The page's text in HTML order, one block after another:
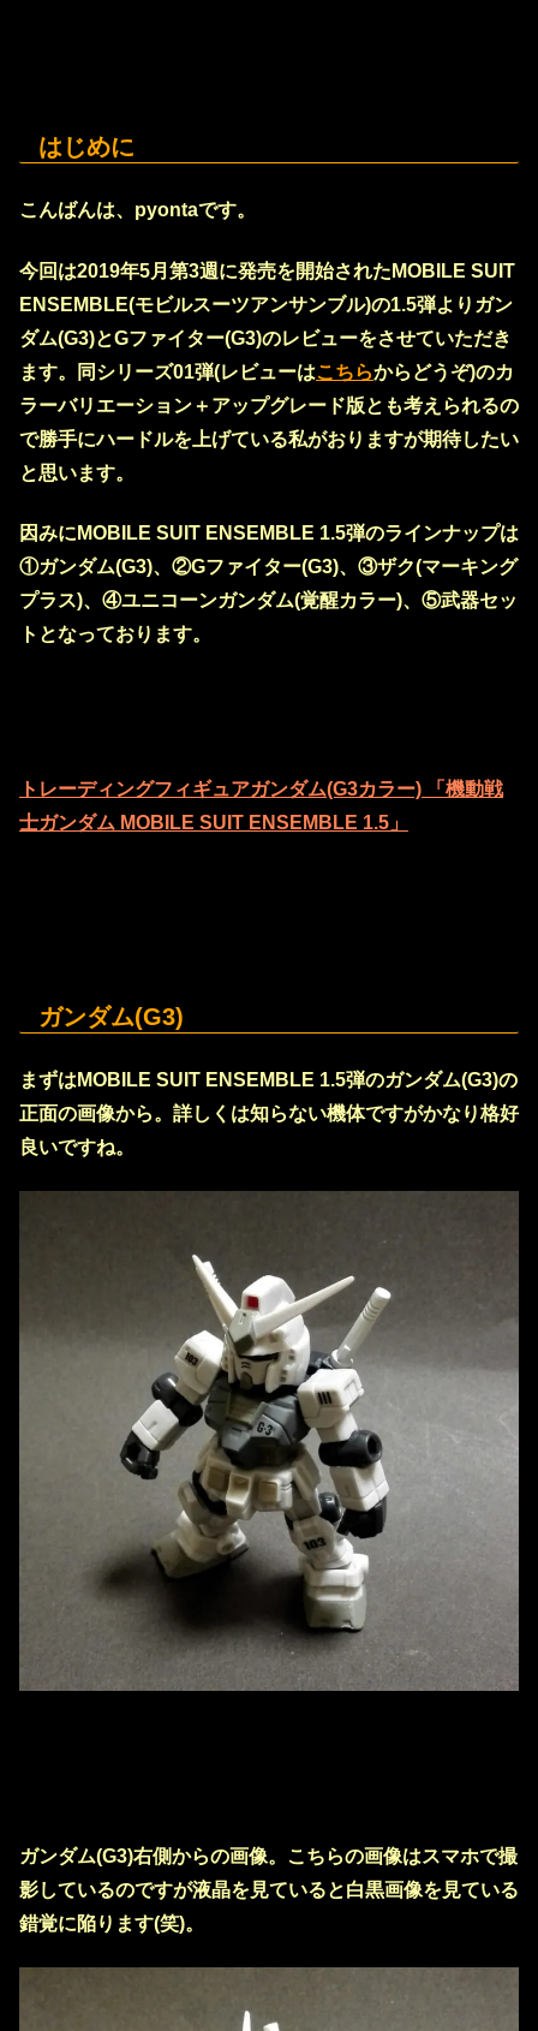
はじめに
こんばんは、pyontaです。
今回は2019年5月第3週に発売を開始されたMOBILE SUIT
ENSEMBLE(モビルスーツアンサンブル)の1.5弾よりガン
ダム(G3)とGファイター(G3)のレビューをさせていただき
ます。同シリーズ01弾(レビューはこちらからどうぞ)のカ
ラーバリエーション＋アップグレード版とも考えられるの
で勝手にハードルを上げている私がおりますが期待したい
と思います。
因みにMOBILE SUIT ENSEMBLE 1.5弾のラインナップは
①ガンダム(G3)、②Gファイター(G3)、③ザク(マーキング
プラス)、④ユニコーンガンダム(覚醒カラー)、⑤武器セッ
トとなっております。
トレーディングフィギュアガンダム(G3カラー) 「機動戦
士ガンダム MOBILE SUIT ENSEMBLE 1.5」
ガンダム(G3)
まずはMOBILE SUIT ENSEMBLE 1.5弾のガンダム(G3)の
正面の画像から。詳しくは知らない機体ですがかなり格好
良いですね。
ガンダム(G3)右側からの画像。こちらの画像はスマホで撮
影しているのですが液晶を見ていると白黒画像を見ている
錯覚に陥ります(笑)。